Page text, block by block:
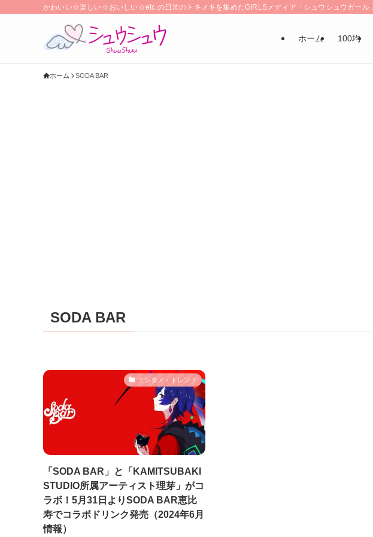
かわいい☆楽しい☆おいしい☆etc.の日常のトキメキを集めたGIRLSメディア「シュウシュウガール」
ホーム 100均
ホーム SODA BAR
SODA BAR
エンタメ・トレンド
「SODA BAR」と「KAMITSUBAKI
STUDIO所属アーティスト理芽」がコ
ラボ！5月31日よりSODA BAR恵比
寿でコラボドリンク発売（2024年6月
情報）